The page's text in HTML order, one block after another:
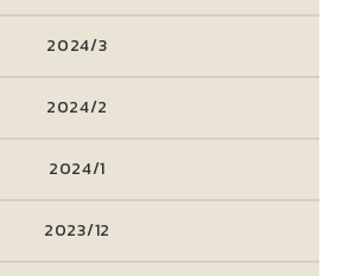
2024/3
2024/2
2024/1
2023/12